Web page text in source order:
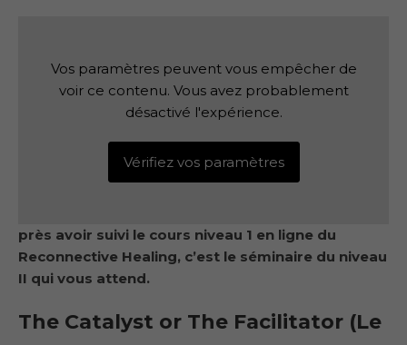
Vos paramètres peuvent vous empêcher de
voir ce contenu. Vous avez probablement
désactivé l'expérience.
Vérifiez vos paramètres
près avoir suivi le cours niveau 1 en ligne du
Reconnective Healing, c’est le séminaire du niveau
II qui vous attend.
The Catalyst or The Facilitator (Le